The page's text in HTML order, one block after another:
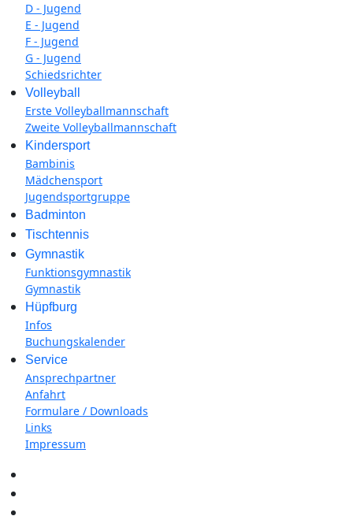
D - Jugend
E - Jugend
F - Jugend
G - Jugend
Schiedsrichter
Volleyball
Erste Volleyballmannschaft
Zweite Volleyballmannschaft
Kindersport
Bambinis
Mädchensport
Jugendsportgruppe
Badminton
Tischtennis
Gymnastik
Funktionsgymnastik
Gymnastik
Hüpfburg
Infos
Buchungskalender
Service
Ansprechpartner
Anfahrt
Formulare / Downloads
Links
Impressum